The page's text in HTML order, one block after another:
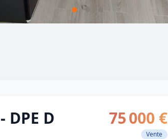
DPE D 75 000 €
Vente